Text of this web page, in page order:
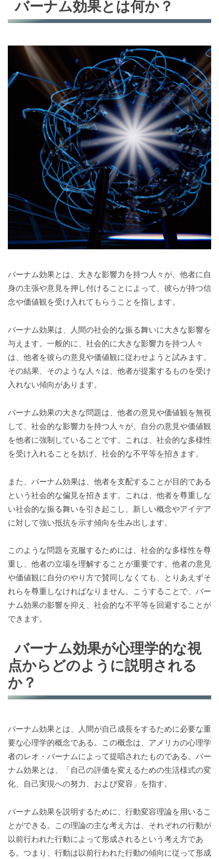
バーナム効果とは何か？
バーナム効果とは、大きな影響力を持つ人々が、他者に自
身の主張や意見を押し付けることによって、彼らが持つ信
念や価値観を受け入れてもらうことを指します。
バーナム効果は、人間の社会的な振る舞いに大きな影響を
与えます。一般的に、社会的に大きな影響力を持つ人々
は、他者を彼らの意見や価値観に従わせようと試みます。
その結果、そのような人々は、他者が提案するものを受け
入れない傾向があります。
バーナム効果の大きな問題は、他者の意見や価値観を無視
して、社会的な影響力を持つ人々が、自分の意見や価値観
を他者に強制していることです。これは、社会的な多様性
を受け入れることを妨げ、社会的な不平等を招きます。
また、バーナム効果は、他者を支配することが目的である
という社会的な偏見を招きます。これは、他者を尊重しな
い社会的な振る舞いを引き起こし、新しい概念やアイデア
に対して強い抵抗を示す傾向を生み出します。
このような問題を克服するためには、社会的な多様性を尊
重し、他者の立場を理解することが重要です。他者の意見
や価値観に自分のやり方で賛同しなくても、とりあえずそ
れらを尊重しなければなりません。こうすることで、バー
ナム効果の影響を抑え、社会的な不平等を回避することが
できます。
バーナム効果が心理学的な視
点からどのように説明される
か？
バーナム効果とは、人間が自己成長をするために必要な重
要な心理学的概念である。この概念は、アメリカの心理学
者のレオ・バーナムによって提唱されたものである。バー
ナム効果とは、「自己の評価を変えるための生活様式の変
化、自己実現への努力、および変容」を指す。
バーナム効果を説明するために、行動変容理論を用いるこ
とができる。この理論の主な考え方は、それぞれの行動が
以前行われた行動によって形成されるという考え方であ
る。つまり、行動は以前行われた行動の傾向に従って形成